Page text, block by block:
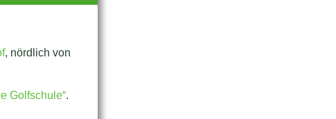
, nördlich von
Golfschule“.